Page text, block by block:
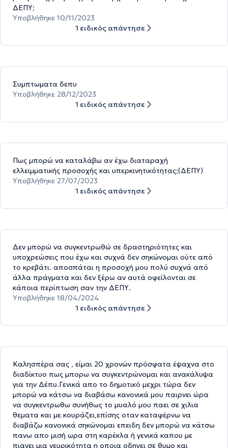
ΔΕΠΥ;
Υποβλήθηκε 10/11/2023
1 ειδικός απάντησε
Συμπτωματα δεπυ
Υποβλήθηκε 28/12/2023
1 ειδικός απάντησε
Πως μπορώ να καταλάβω αν έχω διαταραχή
ελλειμματικής προσοχής και υπερκινητικότητας;(ΔΕΠΥ)
Υποβλήθηκε 27/07/2023
1 ειδικός απάντησε
Δεν μπορώ να συγκεντρωθώ σε δραστηριότητες και
υποχρεώσεις που έχω και συχνά δεν σηκώνομαι ούτε από
το κρεβάτι. αποσπάται η προσοχή μου πολύ συχνά από
άλλα πράγματα και δεν ξέρω αν αυτά οφείλονται σε
κάποια περίπτωση σαν την ΔΕΠΥ.
Υποβλήθηκε 18/04/2024
1 ειδικός απάντησε
Καλησπέρα σας , είμαι 20 χρονών πρόσφατα έψαχνα στο
διαδίκτυο πως μπορω να συγκεντρώνομαι και ανακάλυψα
για την Δέπυ.Γενικά απο το δημοτικό μεχρι τώρα δεν
μπορώ να κάτσω να διαβάσω κανονικά μου παιρνει ώρα
να συγκεντρωθω συνήθως το μυαλό μου παει σε χιλια
θεματα και με κουράζει,επίσης οταν καταφέρνω να
διαβάζω κανονικά σηκώνομαι επειδη δεν μπορώ να κάτσω
πανω απο μισή ωρα στη καρέκλα ή γενικά καπου με
πιανει μια νευρικότητα η οποια οδηγει σε θυμο και